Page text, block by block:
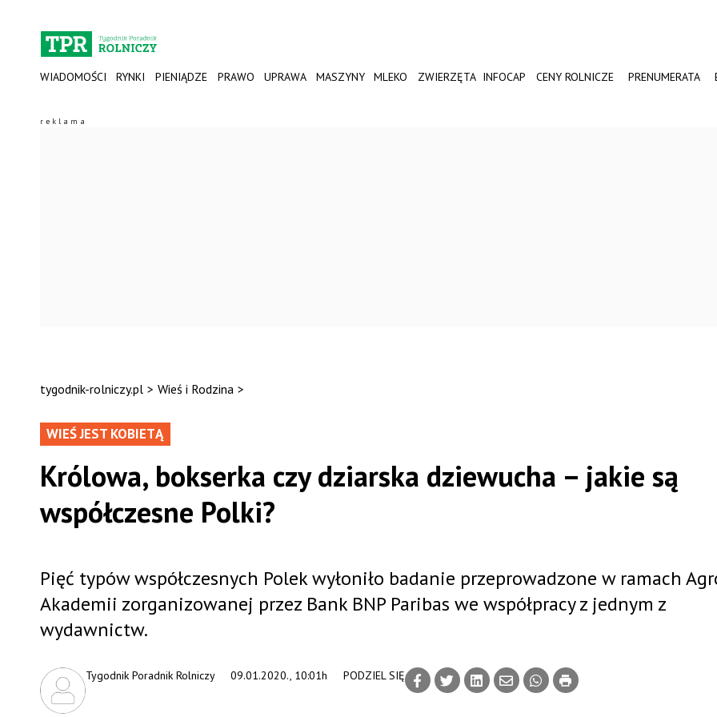
WIADOMOŚCI RYNKI PIENIĄDZE PRAWO UPRAWA MASZYNY MLEKO ZWIERZĘTA INFOCAP CENY ROLNICZE PRENUMERATA
tygodnik-rolniczy.pl > Wieś i Rodzina >
WIEŚ JEST KOBIETĄ
Królowa, bokserka czy dziarska dziewucha – jakie są
współczesne Polki?
09.01.2020., 10:01h
Tygodnik Poradnik Rolniczy PODZIEL SIĘ
Pięć typów współczesnych Polek wyłoniło badanie przeprowadzone w ramach
Akademii zorganizowanej przez Bank BNP Paribas we współpracy z jednym z
wydawnictw.